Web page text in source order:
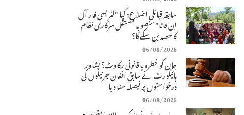
سابقہ قبائلی اضلاع: کیا "لٹریسی فار آل
اِن فاٹا" منصوبہ مستقل سرکاری نظام
کا حصہ بن سکے گا؟
06/08/2026
جان کو خطرہ یا قانونی رکاوٹ؟ پشاور
ہائیکورٹ نے سابق افغان جرنیلوں کی
درخواستوں پر فیصلہ سنا دیا
06/08/2026